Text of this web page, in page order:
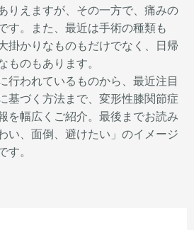
りえますが、その一方で、痛みの
す。また、最近は手術の種類も
掛かりなものもだけでなく、日帰
ものもあります。
行われているものから、最近注目
基づく方法まで、変形性膝関節症
を幅広くご紹介。最後までお読み
い、面倒、避けたい」のイメージ
す。